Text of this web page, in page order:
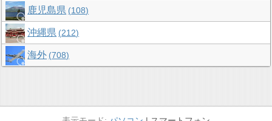
鹿児島県 108
沖縄県 212
海外 708